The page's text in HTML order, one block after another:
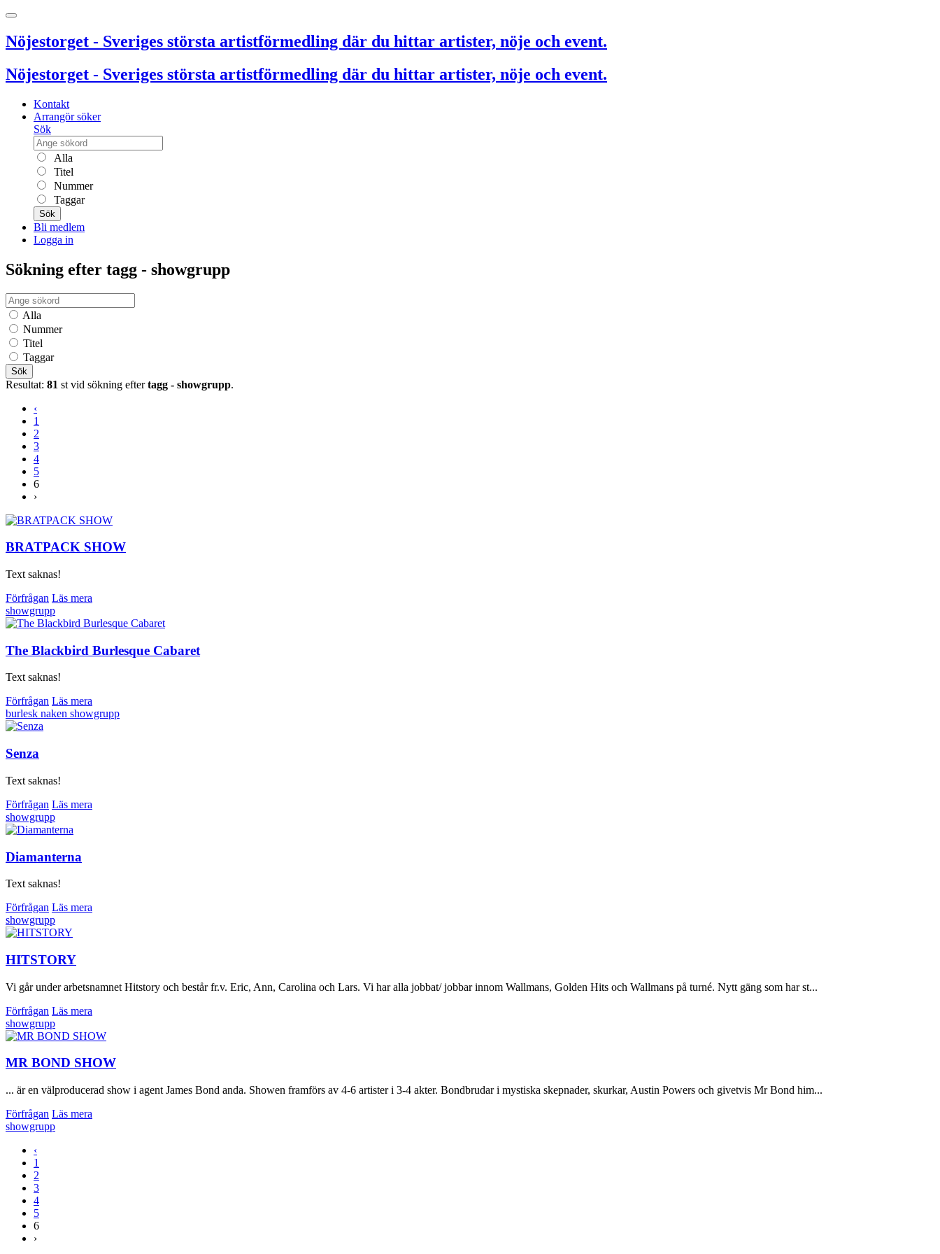
Nöjestorget - Sveriges största artistförmedling där du hittar artister, nöje och event.
Nöjestorget - Sveriges största artistförmedling där du hittar artister, nöje och event.
Kontakt
Arrangör söker
Sök
Alla
Titel
Nummer
Taggar
Sök
Bli medlem
Logga in
Sökning efter tagg - showgrupp
Alla
Nummer
Titel
Taggar
Sök
Resultat: 81 st vid sökning eftertagg - showgrupp.
‹
1
2
3
4
5
6
›
BRATPACK SHOW
Text saknas!
Förfrågan Läs mera
showgrupp
The Blackbird Burlesque Cabaret
Text saknas!
Förfrågan Läs mera
burlesk naken showgrupp
Senza
Text saknas!
Förfrågan Läs mera
showgrupp
Diamanterna
Text saknas!
Förfrågan Läs mera
showgrupp
HITSTORY
Vi går under arbetsnamnet Hitstory och består fr.v. Eric, Ann, Carolina och Lars. Vi har alla jobbat/ jobbar innom Wallmans, Golden Hits och Wallmans på turné. Nytt gäng som har st...
Förfrågan Läs mera
showgrupp
MR BOND SHOW
... är en välproducerad show i agent James Bond anda. Showen framförs av 4-6 artister i 3-4 akter. Bondbrudar i mystiska skepnader, skurkar, Austin Powers och givetvis Mr Bond him...
Förfrågan Läs mera
showgrupp
‹
1
2
3
4
5
6
›